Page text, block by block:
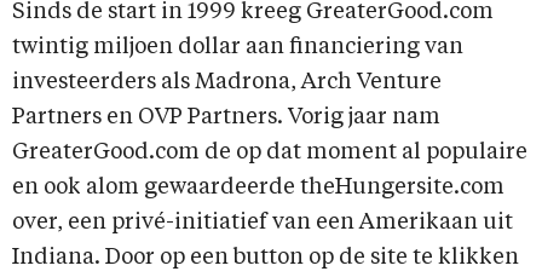
Sinds de start in 1999 kreeg GreaterGood.com
twintig miljoen dollar aan financiering van
investeerders als Madrona, Arch Venture
Partners en OVP Partners. Vorig jaar nam
GreaterGood.com de op dat moment al populaire
en ook alom gewaardeerde theHungersite.com
over, een privé-initiatief van een Amerikaan uit
Indiana. Door op een button op de site te klikken